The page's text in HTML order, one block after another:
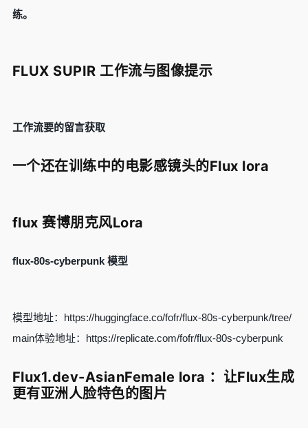
练。
FLUX SUPIR 工作流与图像提示
工作流要的留言获取
一个还在训练中的电影感镜头的Flux lora
flux 赛博朋克风Lora
flux-80s-cyberpunk 模型
模型地址：https://huggingface.co/fofr/flux-80s-cyberpunk/tree/
main体验地址：https://replicate.com/fofr/flux-80s-cyberpunk
Flux1.dev-AsianFemale lora ：让Flux生成
更有亚洲人脸特色的图片